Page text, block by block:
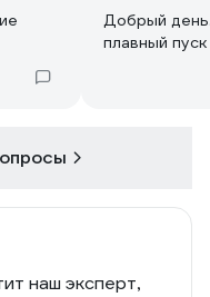
Добрый день. Скажете
плавный
наш эксперт,